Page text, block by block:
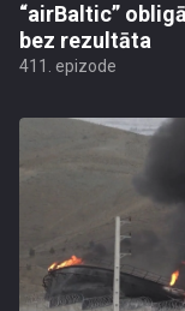
“airBaltic”
bez rezultāta
411. epizode